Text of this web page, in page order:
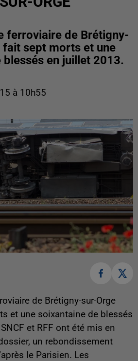
ferroviaire de Brétigny-
sept morts et une
blessés en juillet 2013.
à 10h55
de Brétigny-sur-Orge
et une soixantaine de blessés
et RFF ont été mis en
un rebondissement
le Parisien. Les